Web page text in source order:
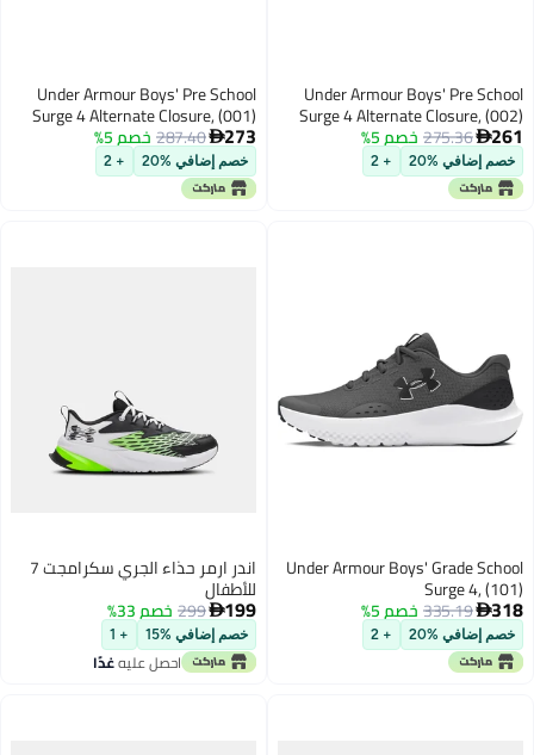
Under Armour Boys' Pre School
Surge 4 Alternate Closure, (002)
Black/Black/Black, 11, US
261
275.36خصم 5%
خصم إضافي %20 + 2
Under Armour Boys' Pre School
Surge 4 Alternate Closure, (001)
Black/Anthracite/White, 1, US
273
287.40خصم 5%
خصم إضافي %20 + 2
Under Armour Boys' Grade School
Surge 4, (101)
Castlerock/Anthracite/Anthracite,
6, US
318
335.19خصم 5%
خصم إضافي %20 + 2
اندر ارمر حذاء الجري سكرامجت 7
للأطفال
199
299خصم 33%
خصم إضافي %15 + 1
احصل عليهغدًا